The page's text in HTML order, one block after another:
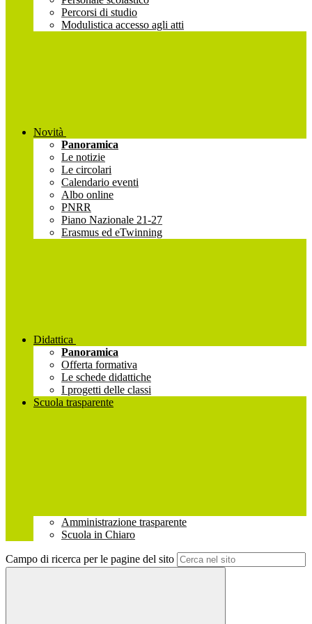
Percorsi di studio
Modulistica accesso agli atti
Novità
Panoramica
Le notizie
Le circolari
Calendario eventi
Albo online
PNRR
Piano Nazionale 21-27
Erasmus ed eTwinning
Didattica
Panoramica
Offerta formativa
Le schede didattiche
I progetti delle classi
Scuola trasparente
Amministrazione trasparente
Scuola in Chiaro
Campo di ricerca per le pagine del sito